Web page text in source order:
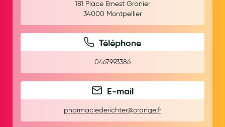
Pour Homme
Crème solaire - Visage et corps
Préservatifs - Gels lubrifiants
Accessoires, coutellerie, brosserie
Parfums et bougies d'ambiance
181 Place Ernest Granier
34000 Montpellier
Téléphone
0467993386
E-mail
pharmaciederichter@orange.fr